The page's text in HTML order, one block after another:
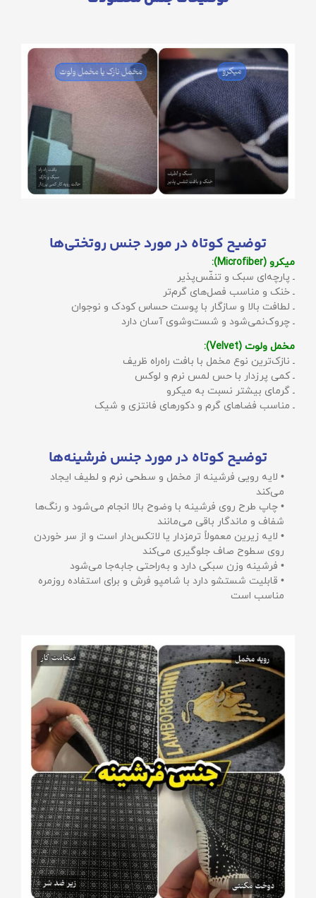
توضیح کوتاه در مورد جنس روتختی‌ها
میکرو (Microfiber):
ـ پارچه‌ای سبک و تنفّس‌پذیر
ـ خنک و مناسب فصل‌های گرم‌تر
ـ لطافت بالا و سازگار با پوست حساس کودک و نوجوان
ـ چروک‌نمی‌شود و شست‌وشوی آسان دارد
مخمل ولوت (Velvet):
ـ نازک‌ترین نوع مخمل با بافت راه‌راه ظریف
ـ کمی پرزدار با حس لمس نرم و لوکس
ـ گرمای بیشتر نسبت به میکرو
ـ مناسب فضاهای گرم و دکورهای فانتزی و شیک
توضیح کوتاه در مورد جنس فرشینه‌ها
• لایه رویی فرشینه از مخمل و سطحی نرم و لطیف ایجاد
می‌کند
• چاپ طرح روی فرشینه با وضوح بالا انجام می‌شود و رنگ‌ها
شفاف و ماندگار باقی می‌مانند
• لایه زیرین معمولاً ترمزدار یا لاتکس‌دار است و از سر خوردن
روی سطوح صاف جلوگیری می‌کند
• فرشینه وزن سبکی دارد و به‌راحتی جابه‌جا می‌شود
• قابلیت شستشو دارد با شامپو فرش و برای استفاده روزمره
مناسب است